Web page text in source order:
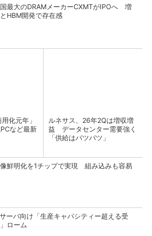
最大のDRAMメーカーCXMTがIPOへ 増
HBM開発で存在感
化元年」
など最新
ルネサス、26年2Qは増収増
益 データセンター需要強く
「供給はパツパツ」
鮮明化を1チップで実現 組み込みも容易
ーバ向け「生産キャパシティー超える受
ローム